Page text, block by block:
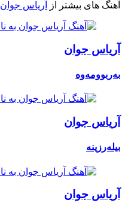
آهنگ های بیشتر از
آریاس جوان
آریاس جوان
بەربوومەوە
آریاس جوان
بیلەرزینە
آریاس جوان